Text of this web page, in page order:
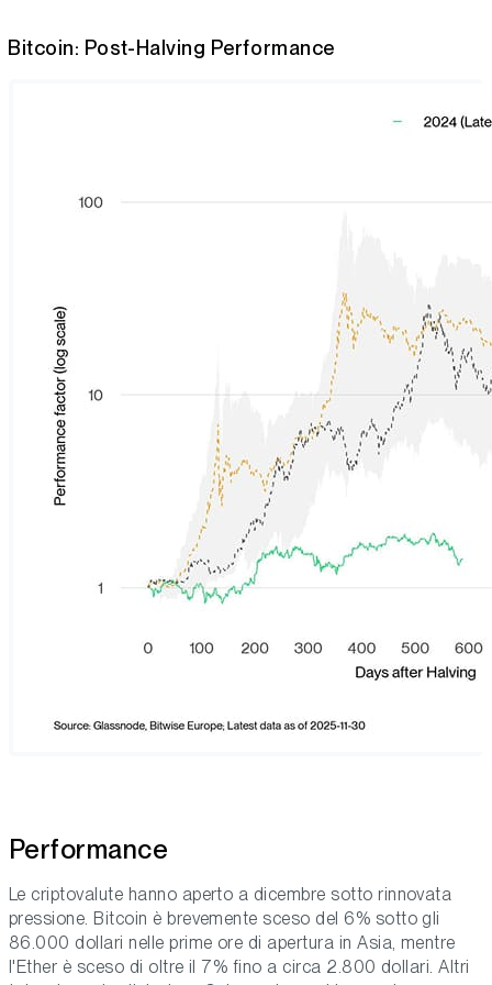
Bitcoin: Post-Halving Performance
Performance
Le criptovalute hanno aperto a dicembre sotto rinnovata
pressione. Bitcoin è brevemente sceso del 6% sotto gli
86.000 dollari nelle prime ore di apertura in Asia, mentre
l'Ether è sceso di oltre il 7% fino a circa 2.800 dollari. Altri